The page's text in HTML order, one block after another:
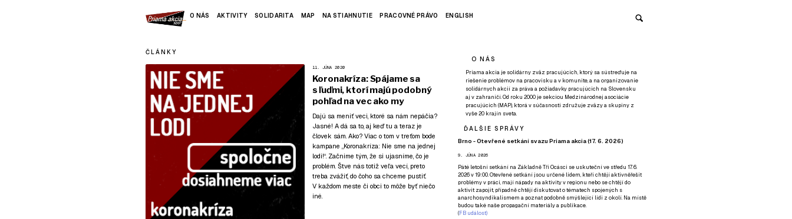
O NÁS AKTIVITY SOLIDARITA MAP NA STIAHNUTIE PRACOVNÉ PRÁVO ENGLISH
ČLÁNKY
11. JÚNA 2020
Koronakríza: Spájame sa
s ľuďmi, ktorí majú podobný
pohľad na vec ako my
Dajú sa meniť veci, ktoré sa nám nepáčia?
Jasné! A dá sa to, aj keď tu a teraz je
človek sám. Ako? Viac o tom v treťom bode
kampane „Koronakríza: Nie sme na jednej
lodi!“. Začnime tým, že si ujasníme, čo je
problém. Štve nás totiž veľa vecí, preto
treba zvážiť, do čoho sa chceme pustiť.
V každom meste či obci to môže byť niečo
iné.
O NÁS
Priama akcia je solidárny zväz pracujúcich, ktorý sa sústreďuje na
riešenie problémov na pracovisku a v komunite, a na organizovanie
solidárnych akcií za práva a požiadavky pracujúcich na Slovensku
aj v zahraničí. Od roku 2000 je sekciou Medzinárodnej asociácie
pracujúcich (MAP), ktorá v súčasnosti združuje zväzy a skupiny z
vyše 20 krajín sveta.
ĎALŠIE SPRÁVY
Brno - Otevřené setkání svazu Priama akcia (17. 6. 2026)
9. JÚNA 2026
Páté letošní setkání na Základně Tři Ocásci se uskuteční ve středu 17. 6.
2026 v 19:00. Otevřené setkání jsou určené lidem, kteří chtějí aktivněřešit
problémy v práci, mají nápady na aktivity v regionu nebo se chtějí do
aktivit zapojit, případně chtějí diskutovat o tématech spojených s
anarchosyndikalismem a poznat podobně smýšlející lidi z okolí. Na místě
budou také naše propagační materiály a publikace.
(FB událost)